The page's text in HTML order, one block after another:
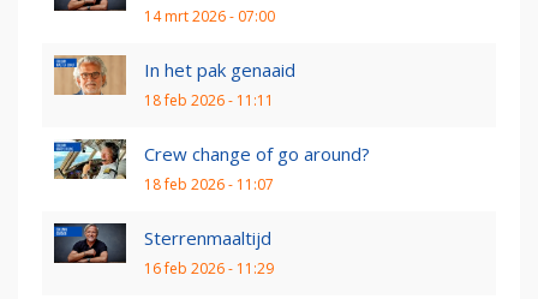
14 mrt 2026 - 07:00
In het pak genaaid
18 feb 2026 - 11:11
Crew change of go around?
18 feb 2026 - 11:07
Sterrenmaaltijd
16 feb 2026 - 11:29